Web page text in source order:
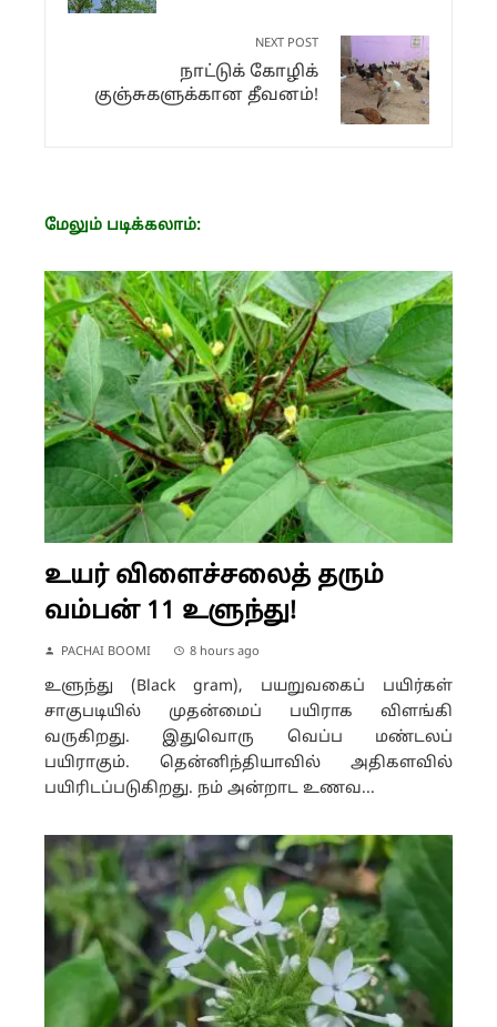
NEXT POST
நாட்டுக் கோழிக்
குஞ்சுகளுக்கான தீவனம்!
மேலும் படிக்கலாம்:
உயர் விளைச்சலைத் தரும்
வம்பன் 11 உளுந்து!
PACHAI BOOMI 8 hours ago
உளுந்து (Black gram), பயறுவகைப் பயிர்கள்
சாகுபடியில் முதன்மைப் பயிராக விளங்கி
வருகிறது. இதுவொரு வெப்ப மண்டலப்
பயிராகும். தென்னிந்தியாவில் அதிகளவில்
பயிரிடப்படுகிறது. நம் அன்றாட உணவ...